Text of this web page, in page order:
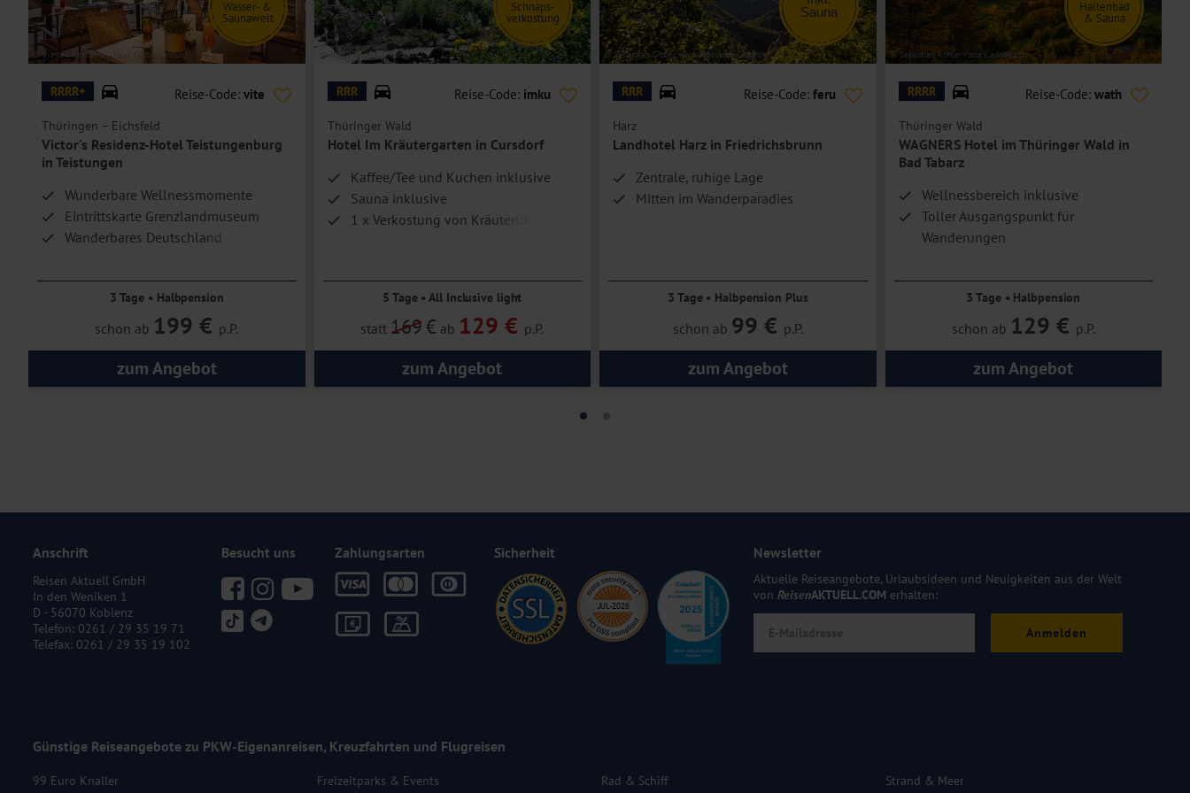
© Victor's Residenz-Hotel Teistungenburg
Wasser- &
Saunawelt
RRRR+ Reise-Code: vite
Thüringen – Eichsfeld
Victor's Residenz-Hotel Teistungenburg
in Teistungen
Wunderbare Wellnessmomente
Eintrittskarte Grenzlandmuseum
Wanderbares Deutschland
3 Tage • Halbpension
schon ab 199 € p.P.
zum Angebot
© Hotel Im Kräutergarten
Schnaps-
verkostung
RRR Reise-Code: imku
Thüringer Wald
Hotel Im Kräutergarten in Cursdorf
Kaffee/Tee und Kuchen inklusive
Sauna inklusive
1 x Verkostung von Kräuterlikören
5 Tage • All Inclusive light
statt 169€ ab 129 € p.P.
zum Angebot
© Sebastian Grote - www.Sebastian-Grote.de
Sauna
RRR Reise-Code: feru
Harz
Landhotel Harz in Friedrichsbrunn
Zentrale, ruhige Lage
Mitten im Wanderparadies
3 Tage • Halbpension Plus
schon ab 99 € p.P.
zum Angebot
© Sebastian Köhler - stock.adobe.com
Hallenbad
& Sauna
RRRR Reise-Code: wath
Thüringer Wald
WAGNERS Hotel im Thüringer Wald in
Bad Tabarz
Wellnessbereich inklusive
Toller Ausgangspunkt für
Wanderungen
3 Tage • Halbpension
schon ab 129 € p.P.
zum Angebot
Anschrift
Reisen Aktuell GmbH
In den Weniken 1
D - 56070 Koblenz
Telefon: 0261 / 29 35 19 71
Telefax: 0261 / 29 35 19 102
Besucht uns Zahlungsarten Sicherheit Newsletter
Aktuelle Reiseangebote, Urlaubsideen und Neuigkeiten aus der Welt
von ReisenAKTUELL.COM erhalten:
Anmelden
Günstige Reiseangebote zu PKW-Eigenanreisen, Kreuzfahrten und Flugreisen
99 Euro Knaller
Freizeitparks & Events
Rad & Schiff
Strand & Meer